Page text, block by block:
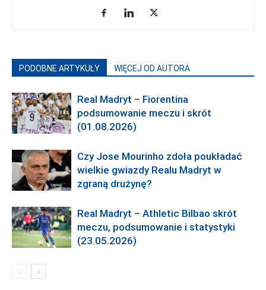
PODOBNE ARTYKUŁY WIĘCEJ OD AUTORA
Real Madryt – Fiorentina
podsumowanie meczu i skrót
(01.08.2026)
Czy Jose Mourinho zdoła poukładać
wielkie gwiazdy Realu Madryt w
zgraną drużynę?
Real Madryt – Athletic Bilbao skrót
meczu, podsumowanie i statystyki
(23.05.2026)